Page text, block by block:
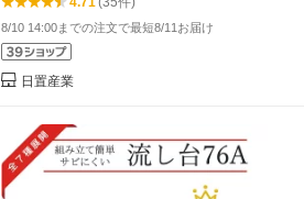
台 業務用 簡単 おしゃれ
8/10 14:00までの注文で最短8/11お届け
日置産業